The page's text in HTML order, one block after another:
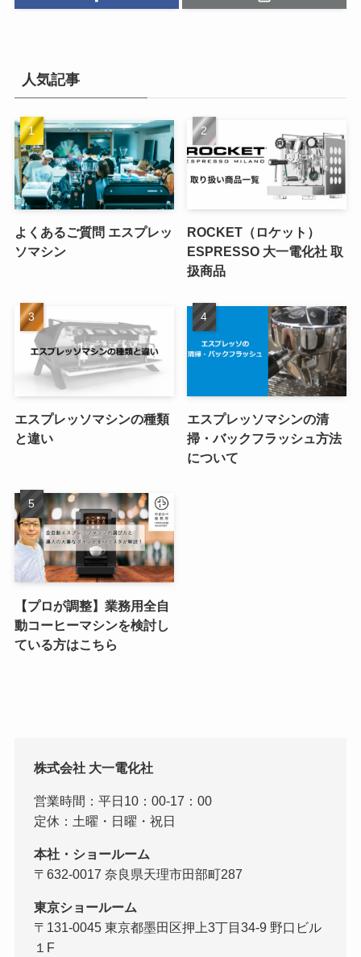
人気記事
よくあるご質問 エスプレッ
ソマシン
ROCKET（ロケット）
ESPRESSO 大一電化社 取
扱商品
エスプレッソマシンの種類
と違い
エスプレッソマシンの清
掃・バックフラッシュ方法
について
【プロが調整】業務用全自
動コーヒーマシンを検討し
ている方はこちら
株式会社 大一電化社
営業時間：平日10：00-17：00
定休：土曜・日曜・祝日
本社・ショールーム
〒632-0017 奈良県天理市田部町287
東京ショールーム
〒131-0045 東京都墨田区押上3丁目34-9 野口ビル
１F